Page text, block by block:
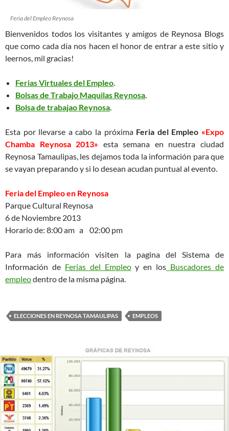
Feria del Empleo Reynosa
Bienvenidos todos los visitantes y amigos de Reynosa Blogs
que como cada día nos hacen el honor de entrar a este sitio y
leernos, mil gracias!
Ferias Virtuales del Empleo.
Bolsas de Trabajo Maquilas Reynosa.
Bolsa de trabajao Reynosa.
Esta por llevarse a cabo la próximaFeria del Empleo «Expo
Chamba Reynosa 2013» esta semana en nuestra ciudad
Reynosa Tamaulipas, les dejamos toda la información para que
se vayan preparando y si lo desean acudan puntual al evento.
Feria del Empleo en Reynosa
Parque Cultural Reynosa
6 de Noviembre 2013
Horario de: 8:00 am a 02:00 pm
Para más información visiten la pagina del Sistema de
Información de Ferias del Empleoy en los Buscadores de
empleodentro de la misma página.
ELECCIONES EN REYNOSA TAMAULIPAS EMPLEOS